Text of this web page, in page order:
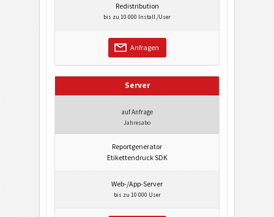
Redistribution
bis zu 10 000 Install./User
Anfragen
Server
auf Anfrage
Jahresabo
Reportgenerator
Etikettendruck SDK
Web-/App-Server
bis zu 10 000 User